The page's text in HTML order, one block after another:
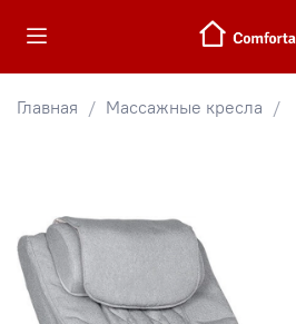
Главная Массажные кресла